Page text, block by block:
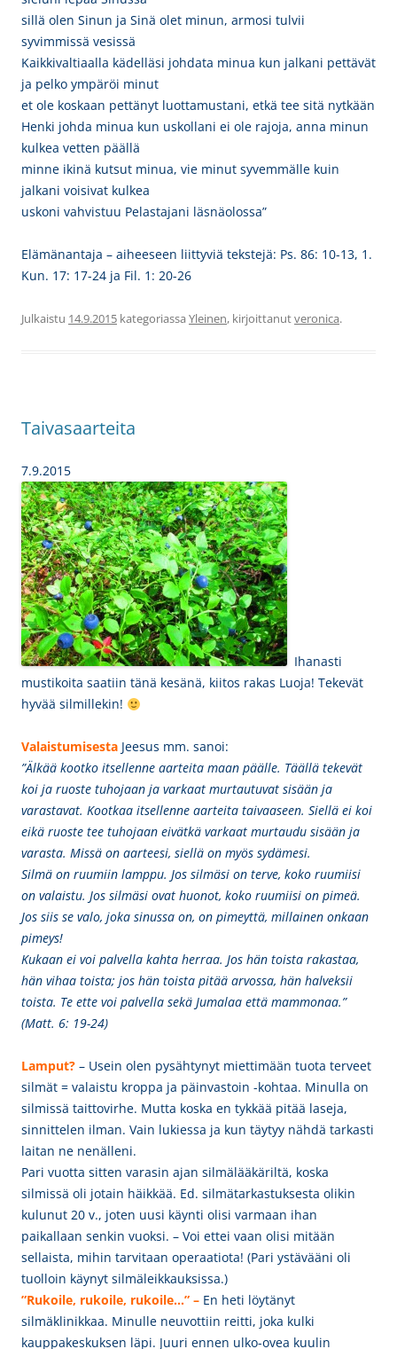
sillä olen Sinun ja Sinä olet minun, armosi tulvii
syvimmissä vesissä
Kaikkivaltiaalla kädelläsi johdata minua kun jalkani pettävät
ja pelko ympäröi minut
et ole koskaan pettänyt luottamustani, etkä tee sitä nytkään
Henki johda minua kun uskollani ei ole rajoja, anna minun
kulkea vetten päällä
minne ikinä kutsut minua, vie minut syvemmälle kuin
jalkani voisivat kulkea
uskoni vahvistuu Pelastajani läsnäolossa”
Elämänantaja – aiheeseen liittyviä tekstejä: Ps. 86: 10-13, 1.
Kun. 17: 17-24 ja Fil. 1: 20-26
Julkaistu 14.9.2015 kategoriassa Yleinen, kirjoittanutveronica.
Taivasaarteita
7.9.2015
Ihanasti
mustikoita saatiin tänä kesänä, kiitos rakas Luoja! Tekevät
hyvää silmillekin!
Valaistumisesta Jeesus mm. sanoi:
”Älkää kootko itsellenne aarteita maan päälle. Täällä tekevät
koi ja ruoste tuhojaan ja varkaat murtautuvat sisään ja
varastavat. Kootkaa itsellenne aarteita taivaaseen. Siellä ei koi
eikä ruoste tee tuhojaan eivätkä varkaat murtaudu sisään ja
varasta. Missä on aarteesi, siellä on myös sydämesi.
Silmä on ruumiin lamppu. Jos silmäsi on terve, koko ruumiisi
on valaistu. Jos silmäsi ovat huonot, koko ruumiisi on pimeä.
Jos siis se valo, joka sinussa on, on pimeyttä, millainen onkaan
pimeys!
Kukaan ei voi palvella kahta herraa. Jos hän toista rakastaa,
hän vihaa toista; jos hän toista pitää arvossa, hän halveksii
toista. Te ette voi palvella sekä Jumalaa että mammonaa.”
(Matt. 6: 19-24)
Lamput? – Usein olen pysähtynyt miettimään tuota terveet
silmät = valaistu kroppa ja päinvastoin -kohtaa. Minulla on
silmissä taittovirhe. Mutta koska en tykkää pitää laseja,
sinnittelen ilman. Vain lukiessa ja kun täytyy nähdä tarkasti
laitan ne nenälleni.
Pari vuotta sitten varasin ajan silmälääkäriltä, koska
silmissä oli jotain häikkää. Ed. silmätarkastuksesta olikin
kulunut 20 v., joten uusi käynti olisi varmaan ihan
paikallaan senkin vuoksi. – Voi ettei vaan olisi mitään
sellaista, mihin tarvitaan operaatiota! (Pari ystävääni oli
tuolloin käynyt silmäleikkauksissa.)
”Rukoile, rukoile, rukoile…” – En heti löytänyt
silmäklinikkaa. Minulle neuvottiin reitti, joka kulki
kauppakeskuksen läpi. Juuri ennen ulko-ovea kuulin